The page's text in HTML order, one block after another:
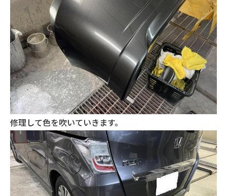
修理して色を吹いていきます。